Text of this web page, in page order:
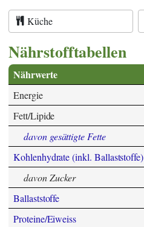
Küche
Nährstofftabellen
Nährwerte
Energie
Fett/Lipide
davon gesättigte Fette
Kohlenhydrate (inkl. Ballaststoffe)
davon Zucker
Ballaststoffe
Proteine/Eiweiss